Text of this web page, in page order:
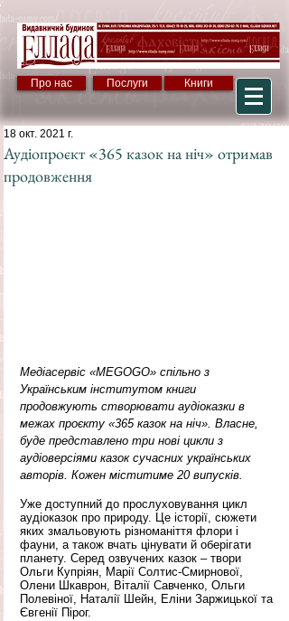
Про нас Послуги Книги
Аудіопроєкт «365 казок на ніч» отримав
продовження
18 окт. 2021 г.
Медіасервіс «MEGOGO» спільно з
Українським інститутом книги
продовжують створювати аудіоказки в
межах проєкту «365 казок на ніч». Власне,
буде представлено три нові цикли з
аудіоверсіями казок сучасних українських
авторів. Кожен міститиме 20 випусків.
Уже доступний до прослуховування цикл
аудіоказок про природу. Це історії, сюжети
яких змальовують різноманіття флори і
фауни, а також вчать цінувати й оберігати
планету. Серед озвучених казок – твори
Ольги Купріян, Марії Солтис-Смирнової,
Олени Шкаврон, Віталії Савченко, Ольги
Полевіної, Наталії Шейн, Еліни Заржицької та
Євгенії Пірог.